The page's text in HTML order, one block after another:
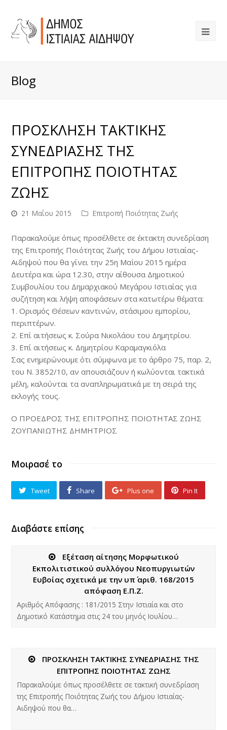
Blog
ΠΡΟΣΚΛΗΣΗ ΤΑΚΤΙΚΗΣ
ΣΥΝΕΔΡΙΑΣΗΣ ΤΗΣ
ΕΠΙΤΡΟΠΗΣ ΠΟΙΟΤΗΤΑΣ
ΖΩΗΣ
21 Μαΐου 2015 Επιτροπή Ποιότητας Ζωής
Παρακαλούμε όπως προσέλθετε σε έκτακτη συνεδρίαση
της Επιτροπής Ποιότητας Ζωής του Δήμου Ιστιαίας-
Αιδηψού που θα γίνει την 25η Μαΐου 2015 ημέρα
Δευτέρα και ώρα 12.30, στην αίθουσα Δημοτικού
Συμβουλίου του Δημαρχιακού Μεγάρου Ιστιαίας για
συζήτηση και λήψη αποφάσεων στα κατωτέρω θέματα:
1. Ορισμός Θέσεων καντινών, στάσιμου εμπορίου,
περιπτέρων.
2. Επί αιτήσεως κ. Σούρα Νικολάου του Δημητρίου.
3. Επί αιτήσεως κ. Δημητρίου Καραμαγκιόλα
Σας ενημερώνουμε ότι σύμφωνα με το άρθρο 75, παρ. 2,
του N. 3852/10, αν απουσιάζουν ή κωλύονται τακτικά
μέλη, καλούνται τα αναπληρωματικά με τη σειρά της
εκλογής τους.
Ο ΠΡΟΕΔΡΟΣ ΤΗΣ ΕΠΙΤΡΟΠΗΣ ΠΟΙΟΤΗΤΑΣ ΖΩΗΣ
ΖΟΥΠΑΝΙΩΤΗΣ ΔΗΜΗΤΡΙΟΣ
Μοιρασέ το
Tweet Share Plus one Pin It
Διαβάστε επίσης
Εξέταση αίτησης Μορφωτικού
Εκπολιτιστικού συλλόγου Νεοπυργιωτών
Ευβοίας σχετικά με την υπ΄ αριθ. 168/2015
απόφαση Ε.Π.Ζ.
Aριθμός Απόφασης : 181/2015 Στην Ιστιαία και στο
Δημοτικό Κατάστημα στις 24 του μηνός Ιουλίου…
ΠΡΟΣΚΛΗΣΗ ΤΑΚΤΙΚΗΣ ΣΥΝΕΔΡΙΑΣΗΣ ΤΗΣ
ΕΠΙΤΡΟΠΗΣ ΠΟΙΟΤΗΤΑΣ ΖΩΗΣ
Παρακαλούμε όπως προσέλθετε σε τακτική συνεδρίαση
της Επιτροπής Ποιότητας Ζωής του Δήμου Ιστιαίας-
Αιδηψού που θα…